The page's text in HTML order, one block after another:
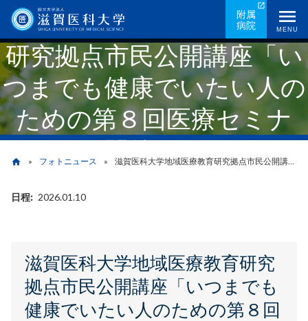
ン
コ
ン
ン
ツ
附属
病院
MENU
滋賀医科大学地域医療教育
研究拠点市民公開講座「い
つまでも健康でいたい人の
ための第８回医療セミナ
ー」を開催しました。
く
ず
home フォトニュース 滋賀医科大学地域医療教育研究拠点市民公開講座「いつまでも健康でいたい人のための第８回医療セミナー」を開催しました。
日程 2026.01.10
滋賀医科大学地域医療教育研究
拠点市民公開講座「いつまでも
健康でいたい人のための第８回